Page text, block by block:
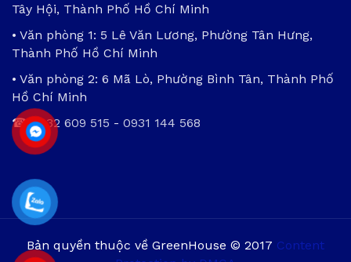
Tây Hội, Thành Phố Hồ Chí Minh
• Văn phòng 1: 5 Lê Văn Lương, Phường Tân Hưng,
Thành Phố Hồ Chí Minh
• Văn phòng 2: 6 Mã Lò, Phường Bình Tân, Thành Phố
Hồ Chí Minh
☎0932 609 515 - 0931 144 568
Bản quyền thuộc về GreenHouse © 2017 Content